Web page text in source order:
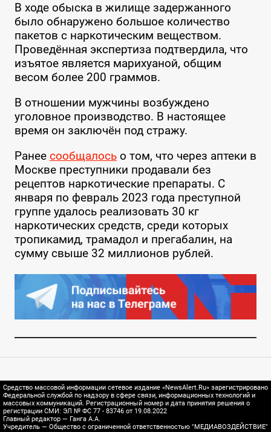
В ходе обыска в жилище задержанного
было обнаружено большое количество
пакетов с наркотическим веществом.
Проведённая экспертиза подтвердила, что
изъятое является марихуаной, общим
весом более 200 граммов.
В отношении мужчины возбуждено
уголовное производство. В настоящее
время он заключён под стражу.
Ранее сообщалосьо том, что через аптеки в
Москве преступники продавали без
рецептов наркотические препараты. С
января по февраль 2023 года преступной
группе удалось реализовать 30 кг
наркотических средств, среди которых
тропикамид, трамадол и прегабалин, на
сумму свыше 32 миллионов рублей.
Средство массовой информации сетевое издание «NewsAlert.Ru» зарегистрировано
Федеральной службой по надзору в сфере связи, информационных технологий и
массовых коммуникаций. Регистрационный номер и дата принятия решения о
регистрации СМИ: ЭЛ № ФС 77 - 83746 от 19.08.2022
Главный редактор — Ганга А.А.
Учредитель — Общество с ограниченной ответственностью "МЕДИАВОЗДЕЙСТВИЕ"